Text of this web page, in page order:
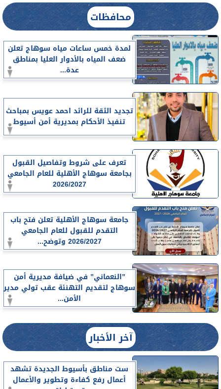
محافظات
لمدة خمس ساعات مياه سوهاج تعلن
ضعف المياه بالأدوار العليا بمناطق
عدة...
تجديد الثقة للرائد احمد عويس بمباحث
تنفيذ الأحكام بمديرية أمن أسيوط
تعرف على شروط وتفاصيل القبول
بجامعة سوهاج الأهلية للعام الجامعي
2026/2027
جامعة سوهاج الأهلية تعلن فتح باب
التقدم للقبول للعام الجامعي
2026/2027 وتوضح...
”النعماني” في ضيافة مديرية أمن
سوهاج لتقديم التهنئة عقب تولي مدير
الأمن...
آخر الأخبار
ست مناطق بأسيوط الجديدة تشهد
أعمال رفع كفاءة وتطوير والأعمال